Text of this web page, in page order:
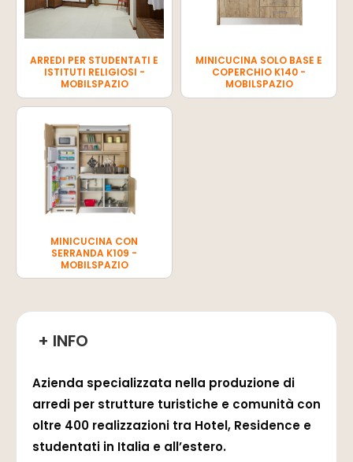
ARREDI PER STUDENTATI E
ISTITUTI RELIGIOSI -
MOBILSPAZIO
MINICUCINA SOLO BASE E
COPERCHIO K140 -
MOBILSPAZIO
MINICUCINA CON
SERRANDA K109 -
MOBILSPAZIO
+ INFO
Azienda specializzata nella produzione di
arredi per strutture turistiche e comunità con
oltre 400 realizzazioni tra Hotel, Residence e
studentati in Italia e all’estero.